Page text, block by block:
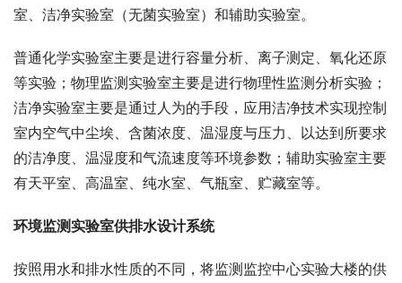
室、洁净实验室（无菌实验室）和辅助实验室。
普通化学实验室主要是进行容量分析、离子测定、氧化还原
等实验；物理监测实验室主要是进行物理性监测分析实验；
洁净实验室主要是通过人为的手段，应用洁净技术实现控制
室内空气中尘埃、含菌浓度、温湿度与压力、以达到所要求
的洁净度、温湿度和气流速度等环境参数；辅助实验室主要
有天平室、高温室、纯水室、气瓶室、贮藏室等。
环境监测实验室供排水设计系统
按照用水和排水性质的不同，将监测监控中心实验大楼的供